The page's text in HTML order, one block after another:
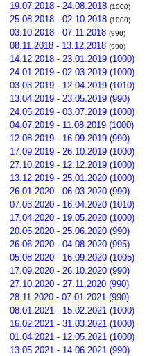
19.07.2018 - 24.08.2018 (1000)
25.08.2018 - 02.10.2018 (1000)
03.10.2018 - 07.11.2018 (990)
08.11.2018 - 13.12.2018 (990)
14.12.2018 - 23.01.2019 (1000)
24.01.2019 - 02.03.2019 (1000)
03.03.2019 - 12.04.2019 (1010)
13.04.2019 - 23.05.2019 (990)
24.05.2019 - 03.07.2019 (1000)
04.07.2019 - 11.08.2019 (1000)
12.08.2019 - 16.09.2019 (990)
17.09.2019 - 26.10.2019 (1000)
27.10.2019 - 12.12.2019 (1000)
13.12.2019 - 25.01.2020 (1000)
26.01.2020 - 06.03.2020 (990)
07.03.2020 - 16.04.2020 (1010)
17.04.2020 - 19.05.2020 (1000)
20.05.2020 - 25.06.2020 (990)
26.06.2020 - 04.08.2020 (995)
05.08.2020 - 16.09.2020 (1005)
17.09.2020 - 26.10.2020 (990)
27.10.2020 - 27.11.2020 (990)
28.11.2020 - 07.01.2021 (990)
08.01.2021 - 15.02.2021 (1000)
16.02.2021 - 31.03.2021 (1000)
01.04.2021 - 12.05.2021 (1000)
13.05.2021 - 14.06.2021 (990)